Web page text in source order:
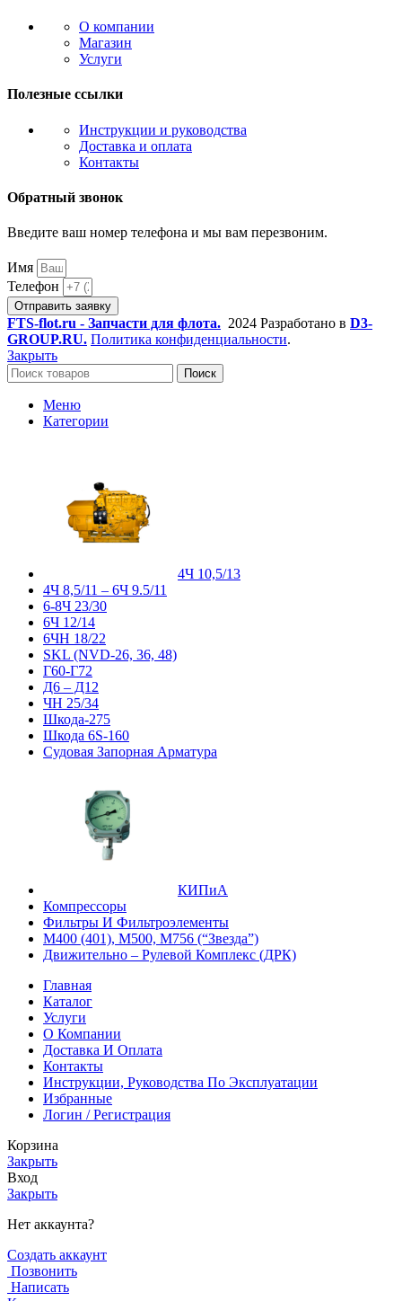
О компании
Магазин
Услуги
Полезные ссылки
Инструкции и руководства
Доставка и оплата
Контакты
Обратный звонок
Введите ваш номер телефона и мы вам перезвоним.
Имя
Телефон
Отправить заявку
FTS-flot.ru - Запчасти для флота. 2024 Разработано в D3-
GROUP.RU. Политика конфиденциальности.
Закрыть
Поиск
Меню
Категории
4Ч 10,5/13
4Ч 8,5/11 – 6Ч 9.5/11
6-8Ч 23/30
6Ч 12/14
6ЧН 18/22
SKL (NVD-26, 36, 48)
Г60-Г72
Д6 – Д12
ЧН 25/34
Шкода-275
Шкода 6S-160
Судовая Запорная Арматура
КИПиА
Компрессоры
Фильтры И Фильтроэлементы
М400 (401), М500, М756 (“Звезда”)
Движительно – Рулевой Комплекс (ДРК)
Главная
Каталог
Услуги
О Компании
Доставка И Оплата
Контакты
Инструкции, Руководства По Эксплуатации
Избранные
Логин / Регистрация
Корзина
Закрыть
Вход
Закрыть
Нет аккаунта?
Создать аккаунт
Позвонить
Написать